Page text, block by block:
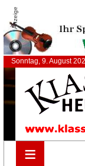
Anzeige
Sonntag, 9. August
≡
≡